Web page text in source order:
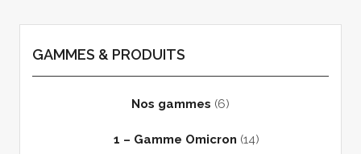
GAMMES & PRODUITS
Nos gammes (6)
1 – Gamme Omicron (14)